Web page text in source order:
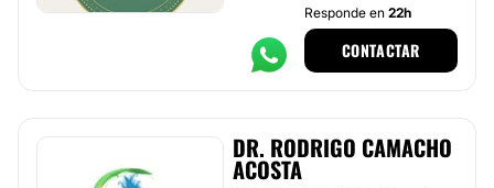
Responde en 22h
CONTACTAR
DR. RODRIGO CAMACHO
ACOSTA